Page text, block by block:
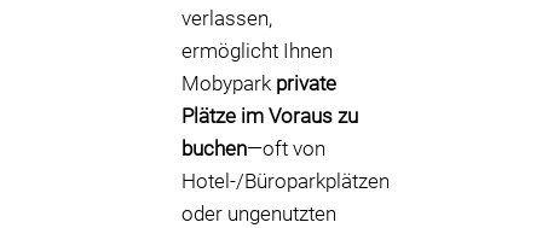
verlassen,
ermöglicht Ihnen
Mobypark private
Plätze im Voraus zu
buchen—oft von
Hotel-/Büroparkplätzen
oder ungenutzten